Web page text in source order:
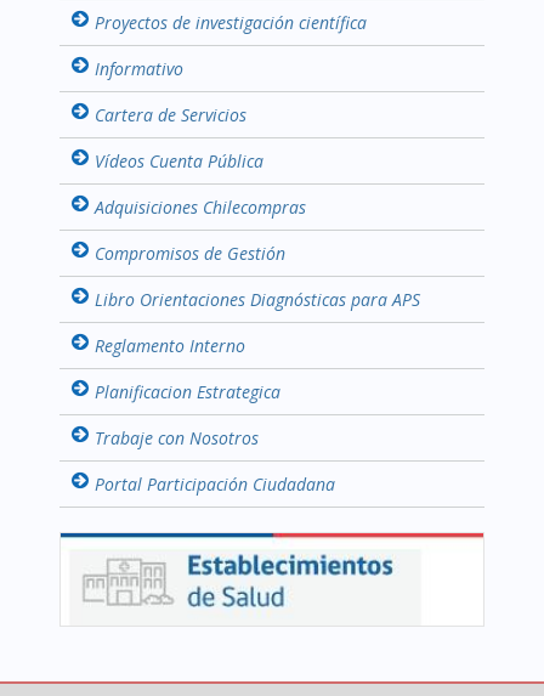
Proyectos de investigación científica
Informativo
Cartera de Servicios
Vídeos Cuenta Pública
Adquisiciones Chilecompras
Compromisos de Gestión
Libro Orientaciones Diagnósticas para APS
Reglamento Interno
Planificacion Estrategica
Trabaje con Nosotros
Portal Participación Ciudadana